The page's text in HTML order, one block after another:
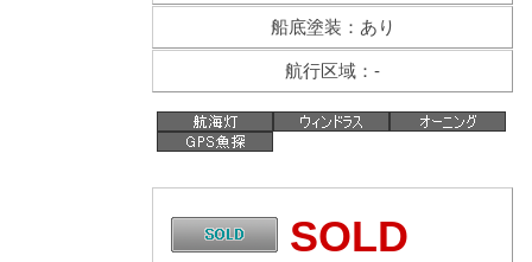
船底塗装：あり
航行区域：-
SOLD